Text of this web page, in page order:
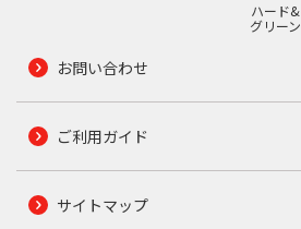
ハード&
グリーン
お問い合わせ
ご利用ガイド
サイトマップ